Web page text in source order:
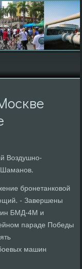
Воздушно-
бронетанковой
- Завершены
БМД-4М и
параде Победы
машин